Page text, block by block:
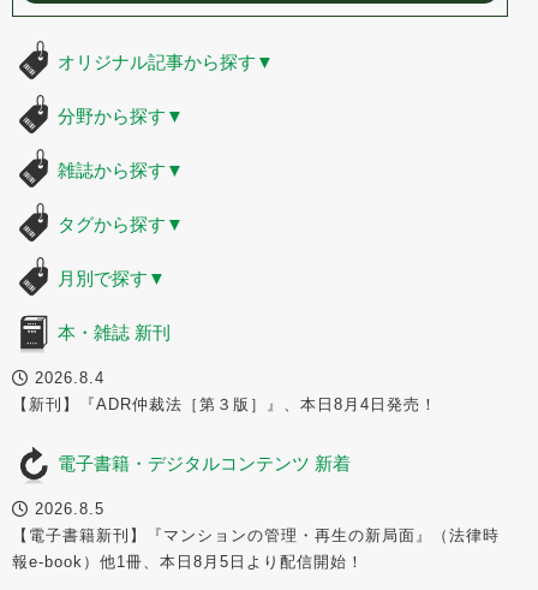
オリジナル記事から探す ▼
分野から探す ▼
雑誌から探す ▼
タグから探す ▼
月別で探す ▼
本・雑誌 新刊
2026.8.4
【新刊】『ADR仲裁法［第３版］』、本日8月4日発売！
電子書籍・デジタルコンテンツ 新着
2026.8.5
【電子書籍新刊】『マンションの管理・再生の新局面』（法律時
報e-book）他1冊、本日8月5日より配信開始！